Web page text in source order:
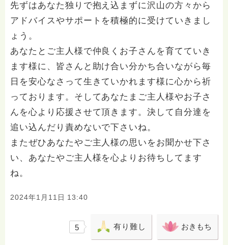
先ずはあなた独りで抱え込まずに沢山の方々から
アドバイスやサポートを積極的に受けていきまし
ょう。
あなたとご主人様で仲良くお子さんを育てていき
ます様に、皆さんと助け合い分かち合いながら毎
日を安心なさって生きていかれます様に心から祈
っております。そしてあなたまご主人様やお子さ
んを心より応援させて頂きます。決して自分達を
追い込んだり責めないで下さいね。
またぜひあなたやご主人様の思いをお聞かせ下さ
い、あなたやご主人様を心よりお待ちしてます
ね。
2024年1月11日 13:40
5 有り難し おきもち